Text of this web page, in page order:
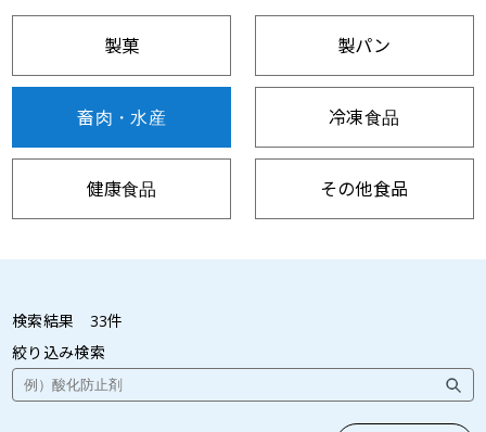
製菓 製パン
畜肉・水産 冷凍食品
健康食品 その他食品
検索結果 33件
絞り込み検索